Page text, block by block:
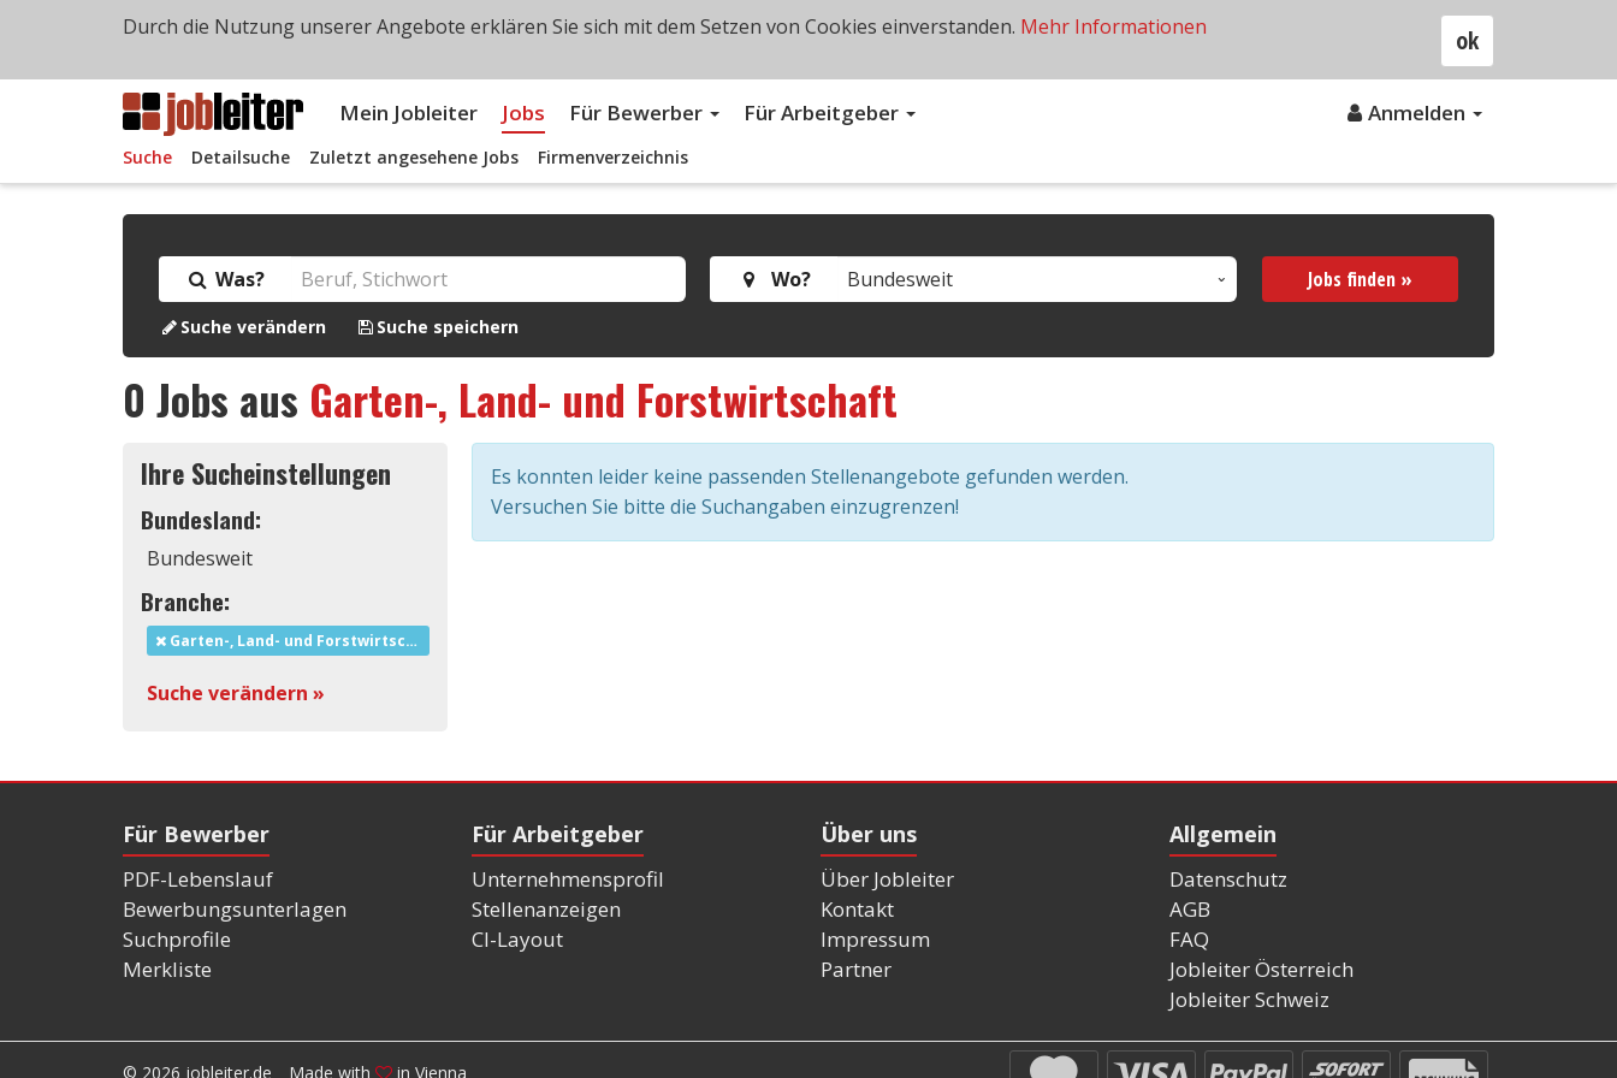
Mein Jobleiter Jobs Für Bewerber Für Arbeitgeber Anmelden
Suche Detailsuche Zuletzt angesehene Jobs Firmenverzeichnis
Was? Wo? Jobs finden »
Suche verändern Suche speichern
0 Jobs aus Garten-, Land- und Forstwirtschaft
Ihre Sucheinstellungen
Bundesland:
Bundesweit
Branche:
Garten-, Land- und Forstwirtschaft
Suche verändern »
Es konnten leider keine passenden Stellenangebote gefunden werden.
Versuchen Sie bitte die Suchangaben einzugrenzen!
Für Bewerber
PDF-Lebenslauf
Bewerbungsunterlagen
Suchprofile
Merkliste
Für Arbeitgeber
Unternehmensprofil
Stellenanzeigen
CI-Layout
Über uns
Über Jobleiter
Kontakt
Impressum
Partner
Allgemein
Datenschutz
AGB
FAQ
Jobleiter Österreich
Jobleiter Schweiz
© 2026 jobleiter.de Made with in Vienna
ok
Durch die Nutzung unserer Angebote erklären Sie sich mit dem Setzen von Cookies einverstanden. Mehr Informationen